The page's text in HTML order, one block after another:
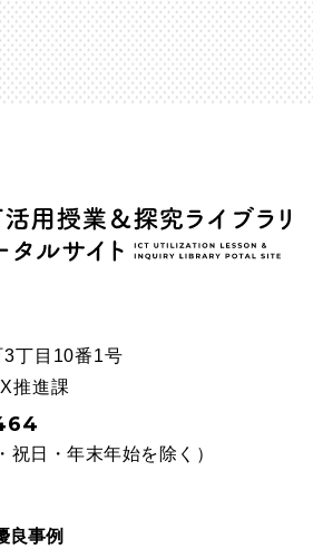
3丁目10番1号
推進課
日・年末年始を除く）
良事例